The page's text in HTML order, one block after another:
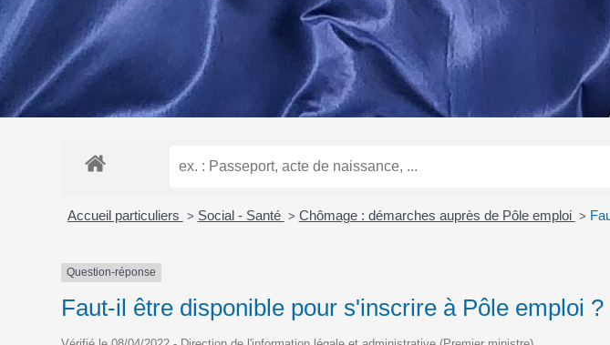
Accueil particuliers > Social - Santé > Chômage : démarches auprès de Pôle emploi >
Question-réponse
Faut-il être disponible pour s'inscrire à Pôle emploi ?